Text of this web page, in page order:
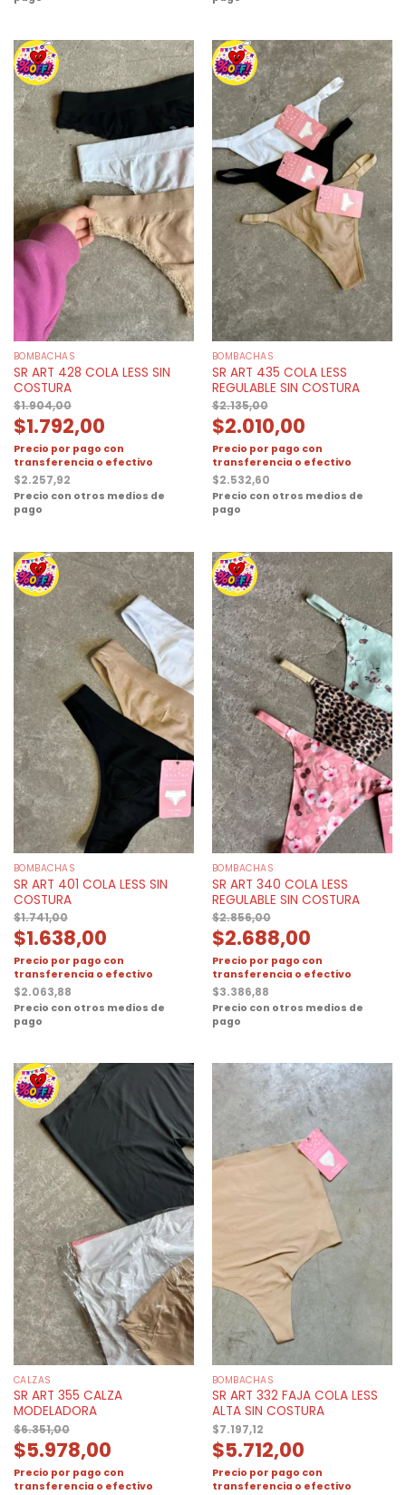
BOMBACHAS
SR ART 428 COLA LESS SIN
COSTURA
$1.904,00
$1.792,00
Precio por pago con
transferencia o efectivo
$2.257,92
Precio con otros medios de
pago
BOMBACHAS
SR ART 435 COLA LESS
REGULABLE SIN COSTURA
$2.135,00
$2.010,00
Precio por pago con
transferencia o efectivo
$2.532,60
Precio con otros medios de
pago
BOMBACHAS
SR ART 401 COLA LESS SIN
COSTURA
$1.741,00
$1.638,00
Precio por pago con
transferencia o efectivo
$2.063,88
Precio con otros medios de
pago
BOMBACHAS
SR ART 340 COLA LESS
REGULABLE SIN COSTURA
$2.856,00
$2.688,00
Precio por pago con
transferencia o efectivo
$3.386,88
Precio con otros medios de
pago
CALZAS
SR ART 355 CALZA
MODELADORA
$6.351,00
$5.978,00
Precio por pago con
transferencia o efectivo
BOMBACHAS
SR ART 332 FAJA COLA LESS
ALTA SIN COSTURA
$7.197,12
$5.712,00
Precio por pago con
transferencia o efectivo